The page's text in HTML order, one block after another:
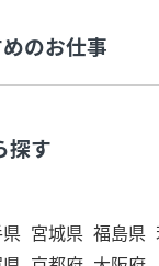
のお仕事
探す
県 宮城県 福島県